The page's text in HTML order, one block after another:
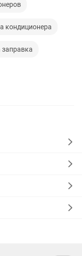
кондиционера
заправка